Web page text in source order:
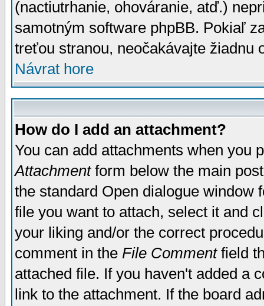
(nactiutrhanie, ohováranie, atď.)
samotným software phpBB. Pokiaľ
treťou stranou, neočakávajte žiadnu
Návrat hore
How do I add an attachment?
You can add attachments when you
Attachmentform below the main
the standard Open dialogue window
file you want to attach, select it and
your liking and/or the correct
comment in the File Commentfield
attached file. If you haven't added a
link to the attachment. If the board